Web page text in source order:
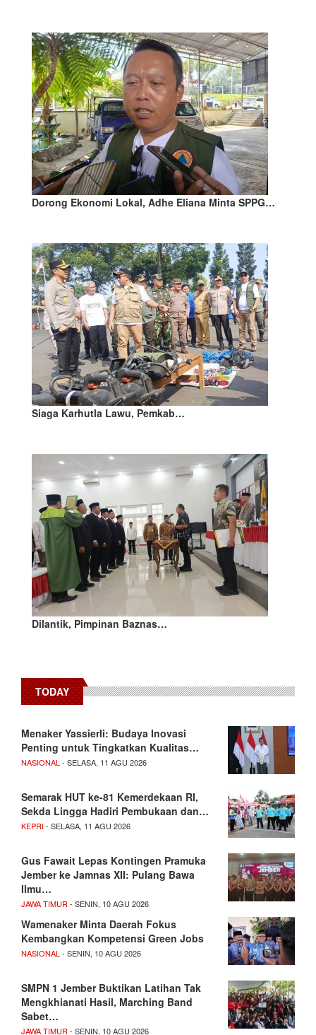
Dorong Ekonomi Lokal, Adhe Eliana Minta SPPG…
Siaga Karhutla Lawu, Pemkab…
Dilantik, Pimpinan Baznas…
TODAY
Menaker Yassierli: Budaya Inovasi
Penting untuk Tingkatkan Kualitas…
NASIONAL- SELASA, 11 AGU 2026
Semarak HUT ke-81 Kemerdekaan RI,
Sekda Lingga Hadiri Pembukaan dan…
KEPRI- SELASA, 11 AGU 2026
Gus Fawait Lepas Kontingen Pramuka
Jember ke Jamnas XII: Pulang Bawa
Ilmu…
JAWA TIMUR- SENIN, 10 AGU 2026
Wamenaker Minta Daerah Fokus
Kembangkan Kompetensi Green Jobs
NASIONAL- SENIN, 10 AGU 2026
SMPN 1 Jember Buktikan Latihan Tak
Mengkhianati Hasil, Marching Band
Sabet…
JAWA TIMUR- SENIN, 10 AGU 2026